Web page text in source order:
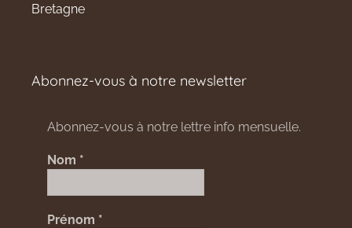
Bretagne
Abonnez-vous à notre newsletter
Abonnez-vous à notre lettre info mensuelle.
Nom *
Prénom *